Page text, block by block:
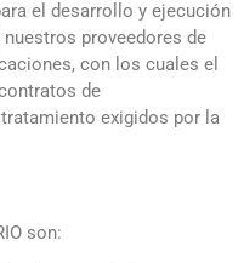
el desarrollo y ejecución
proveedores de
con los cuales el
de
exigidos por la
son: